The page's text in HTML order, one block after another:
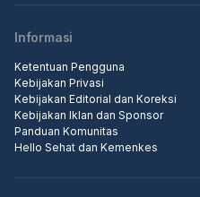
Informasi
Ketentuan Pengguna
Kebijakan Privasi
Kebijakan Editorial dan Koreksi
Kebijakan Iklan dan Sponsor
Panduan Komunitas
Hello Sehat dan Kemenkes